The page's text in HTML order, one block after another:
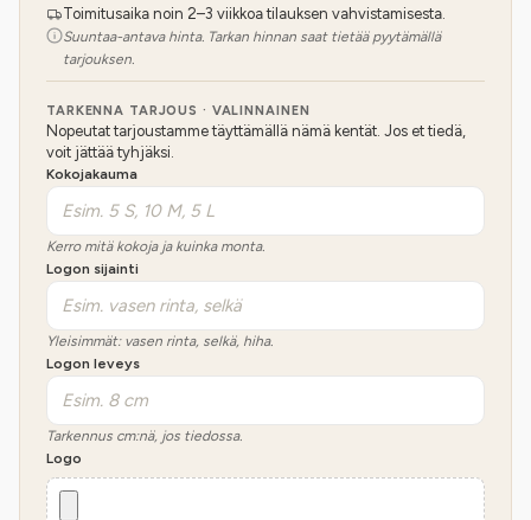
Toimitusaika noin 2–3 viikkoa tilauksen vahvistamisesta.
Suuntaa-antava hinta. Tarkan hinnan saat tietää pyytämällä
tarjouksen.
TARKENNA TARJOUS · VALINNAINEN
Nopeutat tarjoustamme täyttämällä nämä kentät. Jos et tiedä,
voit jättää tyhjäksi.
Kokojakauma
Kerro mitä kokoja ja kuinka monta.
Logon sijainti
Yleisimmät: vasen rinta, selkä, hiha.
Logon leveys
Tarkennus cm:nä, jos tiedossa.
Logo